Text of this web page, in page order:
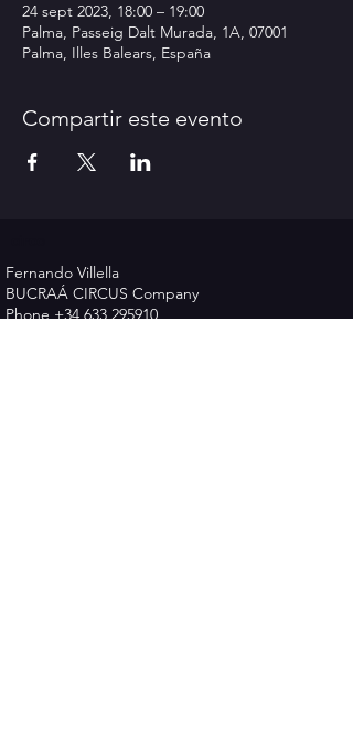
24 sept 2023, 18:00 – 19:00
Palma, Passeig Dalt Murada, 1A, 07001
Palma, Illes Balears, España
Compartir este evento
Fernando Villella
BUCRAÁ CIRCUS Company
Phone+34 633 295910